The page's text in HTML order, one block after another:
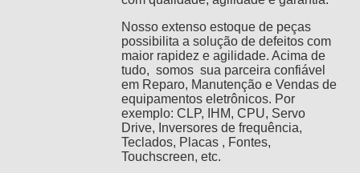
Nosso extenso estoque de peças
possibilita a solução de defeitos com
maior rapidez e agilidade. Acima de
tudo, somos sua parceira confiável
em Reparo, Manutenção e Vendas de
equipamentos eletrônicos. Por
exemplo: CLP, IHM, CPU, Servo
Drive, Inversores de frequência,
Teclados, Placas , Fontes,
Touchscreen, etc.